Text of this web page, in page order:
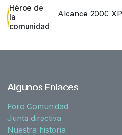
Héroe de
la
comunidad
Alcance 2000 XP
Algunos Enlaces
Foro Comunidad
Junta directiva
Nuestra historia